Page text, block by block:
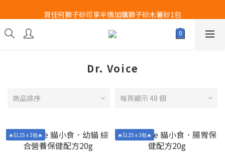
Airbuggy 全線現貨8折！立即點擊火速搶購
買任何獅子砂可享半價加購獅子砂木薯砂1包
Airbuggy 全線現貨8折！立即點擊火速搶購
Dr. Voice
商品排序 每頁顯示 48 個
🔥$125 x 3包🔥 🔥$125 x 3包🔥